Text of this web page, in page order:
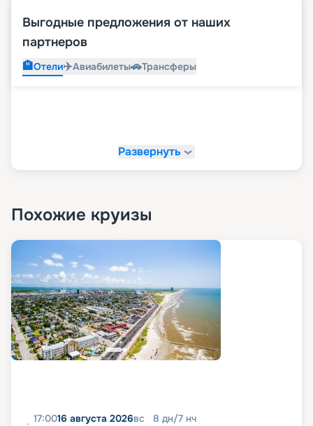
Выгодные предложения от наших
партнеров
🏨Отели✈️Авиабилеты🚗Трансферы
Развернуть
Похожие круизы
17:0016 августа 2026вс 8 дн/7 нч